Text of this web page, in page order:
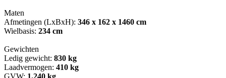
Maten
Afmetingen (LxBxH): 346 x 162 x 1460 cm
Wielbasis: 234 cm
Gewichten
Ledig gewicht: 830 kg
Laadvermogen: 410 kg